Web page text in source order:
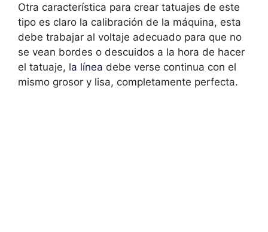
Otra característica para crear tatuajes de este
tipo es claro la calibración de la máquina, esta
debe trabajar al voltaje adecuado para que no
se vean bordes o descuidos a la hora de hacer
el tatuaje, la línea debe verse continua con el
mismo grosor y lisa, completamente perfecta.